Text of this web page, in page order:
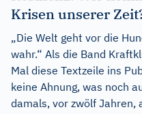
Krisen unserer
„Die Welt geht vor die
wahr.“ Als die Band
Mal diese Textzeile ins
keine Ahnung, was noch
damals, vor zwölf Jahren,